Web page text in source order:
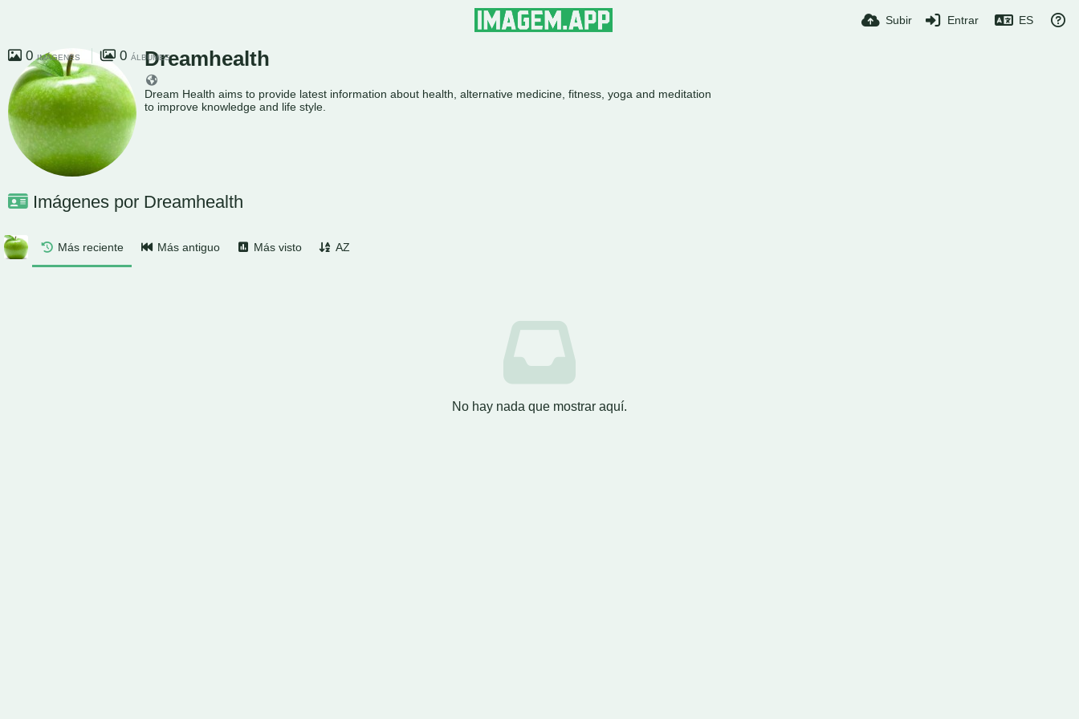
Subir Entrar ES
Dreamhealth
Dream Health aims to provide latest information about health, alternative medicine, fitness, yoga and meditation
to improve knowledge and life style.
0 IMÁGENES 0 ÁLBUMES
Imágenes por Dreamhealth
Más reciente Más antiguo Más visto AZ
No hay nada que mostrar aquí.